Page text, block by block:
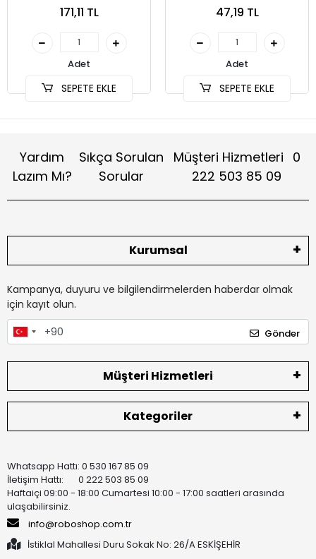
171,11 TL
Adet
SEPETE EKLE
47,19 TL
Adet
SEPETE EKLE
Yardım
Lazım Mı?
Sıkça Sorulan
Sorular
Müşteri Hizmetleri 0
222 503 85 09
Kurumsal
Kampanya, duyuru ve bilgilendirmelerden haberdar olmak
için kayıt olun.
Gönder
Müşteri Hizmetleri
Kategoriler
Whatsapp Hattı: 0 530 167 85 09
İletişim Hattı: 0 222 503 85 09
Haftaiçi 09:00 - 18:00 Cumartesi 10:00 - 17:00 saatleri arasında
ulaşabilirsiniz.
info@roboshop.com.tr
İstiklal Mahallesi Duru Sokak No: 26/A ESKİŞEHİR